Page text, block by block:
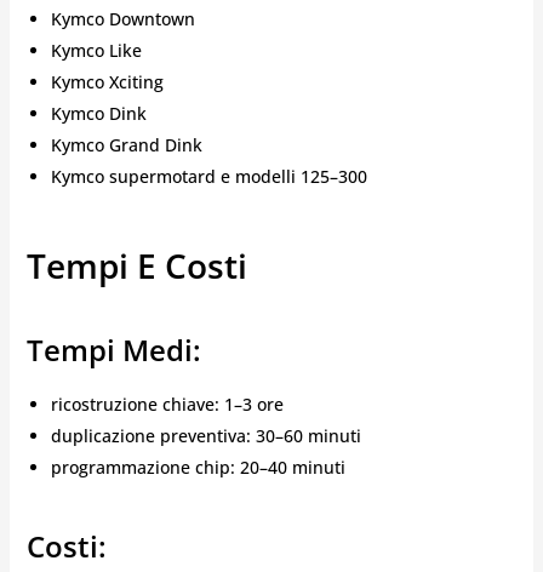
Kymco Downtown
Kymco Like
Kymco Xciting
Kymco Dink
Kymco Grand Dink
Kymco supermotard e modelli 125–300
Tempi E Costi
Tempi Medi:
ricostruzione chiave: 1–3 ore
duplicazione preventiva: 30–60 minuti
programmazione chip: 20–40 minuti
Costi: